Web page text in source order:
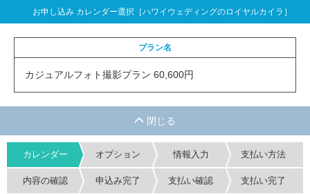
お申し込み カレンダー選択［ハワイウェディングのロイヤルカイラ］
プラン名
カジュアルフォト撮影プラン 60,600円
カレンダー オプション 情報入力 支払い方法
内容の確認 申込み完了 支払い確認 支払い完了